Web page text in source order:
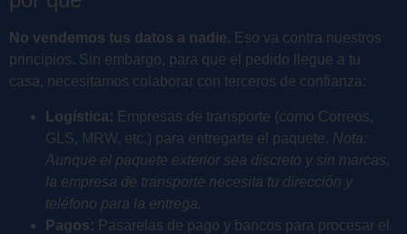
No vendemos tus datos a nadie. Eso va contra nuestros
principios. Sin embargo, para que el pedido llegue a tu
casa, necesitamos colaborar con terceros de confianza:
Logística: Empresas de transporte (como Correos,
GLS, MRW, etc.) para entregarte el paquete. Nota:
Aunque el paquete exterior sea discreto y sin marcas,
la empresa de transporte necesita tu dirección y
teléfono para la entrega.
Pagos: Pasarelas de pago y bancos para procesar el